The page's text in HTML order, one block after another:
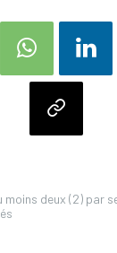
moins deux (2) par